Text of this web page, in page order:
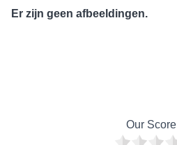
Er zijn geen afbeeldingen.
Our Score